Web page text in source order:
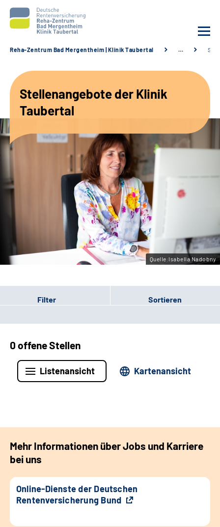
Unsere Angebote
Karriere
Sozialdienste & Zuweisende
Leichte Sprache
Gebärdensprache
Reha-Zentrum Bad Mergentheim | Klinik Taubertal …
Stellenangebote der Klinik
Taubertal
Quelle:Isabella Nadobny
Filter Sortieren
0 offene Stellen
Listenansicht Kartenansicht
Mehr Informationen über Jobs und Karriere
bei uns
Online-Dienste der Deutschen
Rentenversicherung Bund